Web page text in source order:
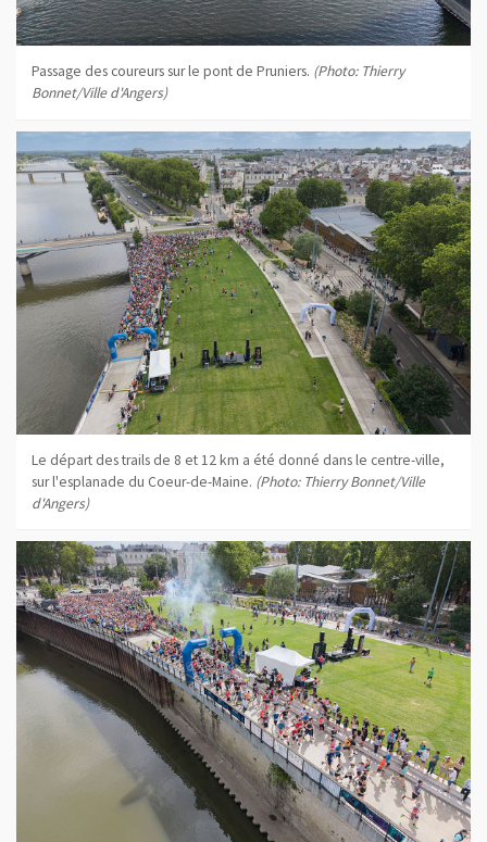
Passage des coureurs sur le pont de Pruniers. (Photo: Thierry
Bonnet/Ville d'Angers)
Le départ des trails de 8 et 12 km a été donné dans le centre-ville,
sur l'esplanade du Coeur-de-Maine. (Photo: Thierry Bonnet/Ville
d'Angers)